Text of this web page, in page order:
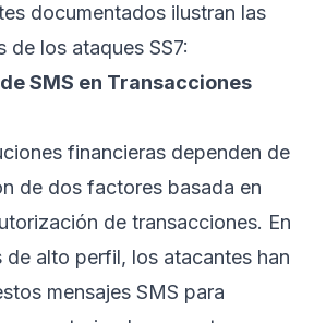
documentados ilustran las
de los ataques SS7:
SMS en Transacciones
financieras dependen de
de dos factores basada en
de transacciones. En
de alto perfil, los atacantes han
mensajes SMS para